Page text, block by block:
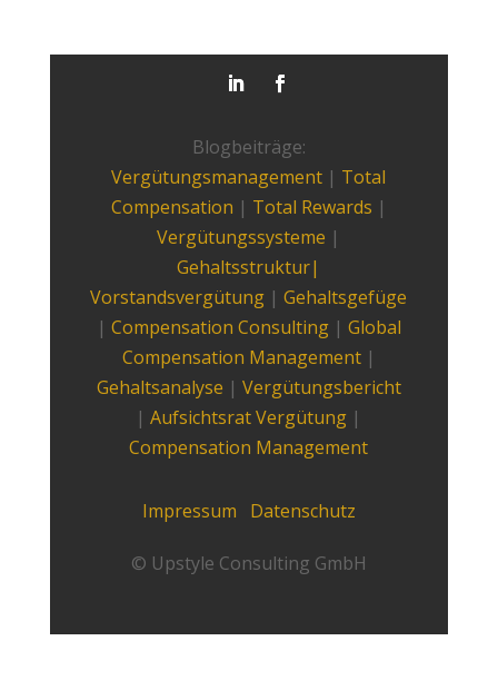
Blogbeiträge:
Vergütungsmanagement | Total
Compensation | Total Rewards |
Vergütungssysteme |
Gehaltsstruktur|
Vorstandsvergütung |Gehaltsgefüge
| Compensation Consulting| Global
Compensation Management|
Gehaltsanalyse | Vergütungsbericht
|Aufsichtsrat Vergütung |
Compensation Management
Impressum Datenschutz
© Upstyle Consulting GmbH